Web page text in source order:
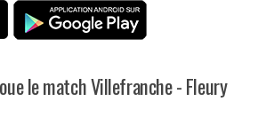
le match Villefranche - Fleury